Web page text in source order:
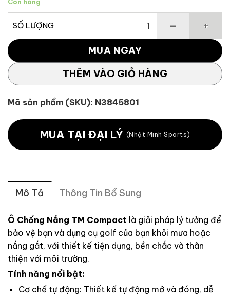
1,480,000 ₫.là:
1,332,000
SỐ LƯỢNG
Ô Chống Nắng TM Compact Auto 54" số lượng
THÊM VÀO GIỎ HÀNG
MUA NGAY
Mã sản phẩm (SKU): N3845801
MUA TẠI ĐẠI LÝ (Nhật Minh Sports)
Mô Tả Thông Tin Bổ Sung
Ô Chống Nắng TM Compact là giải pháp lý tưởng để
bảo vệ bạn và dụng cụ golf của bạn khỏi mưa hoặc
nắng gắt, với thiết kế tiện dụng, bền chắc và thân
thiện với môi trường.
Tính năng nổi bật:
Cơ chế tự động: Thiết kế tự động mở và đóng, dễ